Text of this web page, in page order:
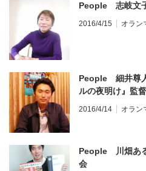
People 志岐文
2016/4/15 オラン
People 細井尊
ルの夜明け』監督
2016/4/14 オラン
People 川畑あ
会